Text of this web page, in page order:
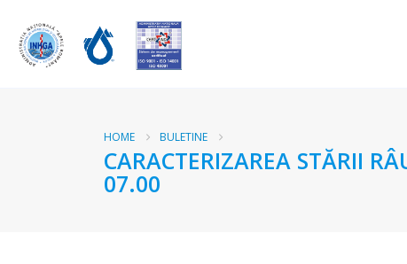
HOME BULETINE
CARACTERIZAREA STĂRII
07.00